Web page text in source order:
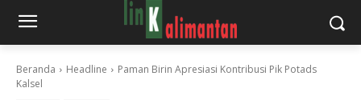
Beranda Headline
Paman Birin Apresiasi Kontribusi Pik Potads
Kalsel